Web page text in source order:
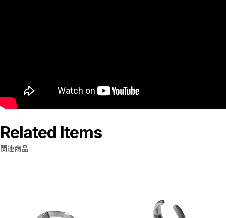
Related Items
関連商品